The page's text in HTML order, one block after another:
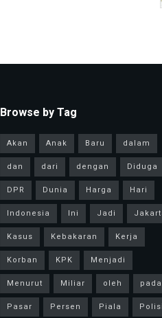
Browse by Tag
Akan Anak Baru
dalam
dan
dari dengan
Diduga
DPR
Dunia Harga
Hari
Indonesia
Ini Jadi
Kasus
Kebakaran
Kerja
Korban
KPK
Menjadi
Menurut
Miliar oleh
pada
Pasar
Persen Piala Polisi